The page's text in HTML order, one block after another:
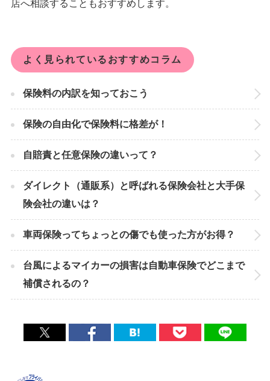
店へ相談することもおすすめします。
よく見られているおすすめコラム
保険料の内訳を知っておこう
保険の自由化で保険料に格差が！
自賠責と任意保険の違いって？
ダイレクト（通販系）と呼ばれる保険会社と大手保
険会社の違いは？
車両保険ってちょっとの傷でも使った方がお得？
台風によるマイカーの損害は自動車保険でどこまで
補償されるの？